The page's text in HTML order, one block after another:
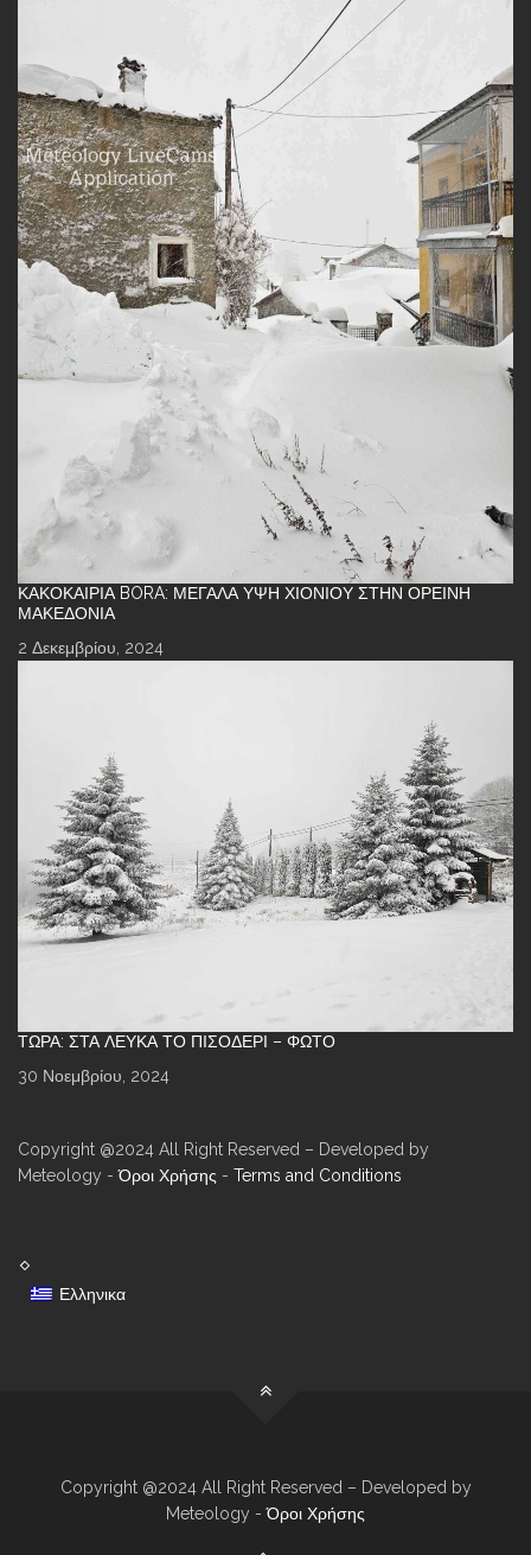
ΚΑΚΟΚΑΙΡΊΑ BORA: ΜΕΓΆΛΑ ΎΨΗ ΧΙΟΝΙΟΎ ΣΤΗΝ ΟΡΕΙΝΉ
ΜΑΚΕΔΟΝΊΑ
2 Δεκεμβρίου, 2024
ΤΏΡΑ: ΣΤΑ ΛΕΥΚΆ ΤΟ ΠΙΣΟΔΈΡΙ – ΦΩΤΌ
30 Νοεμβρίου, 2024
Copyright @2024 All Right Reserved – Developed by
Meteology -Όροι Χρήσης - Terms and Conditions
Ελληνικα
Copyright @2024 All Right Reserved – Developed by
Meteology -Όροι Χρήσης